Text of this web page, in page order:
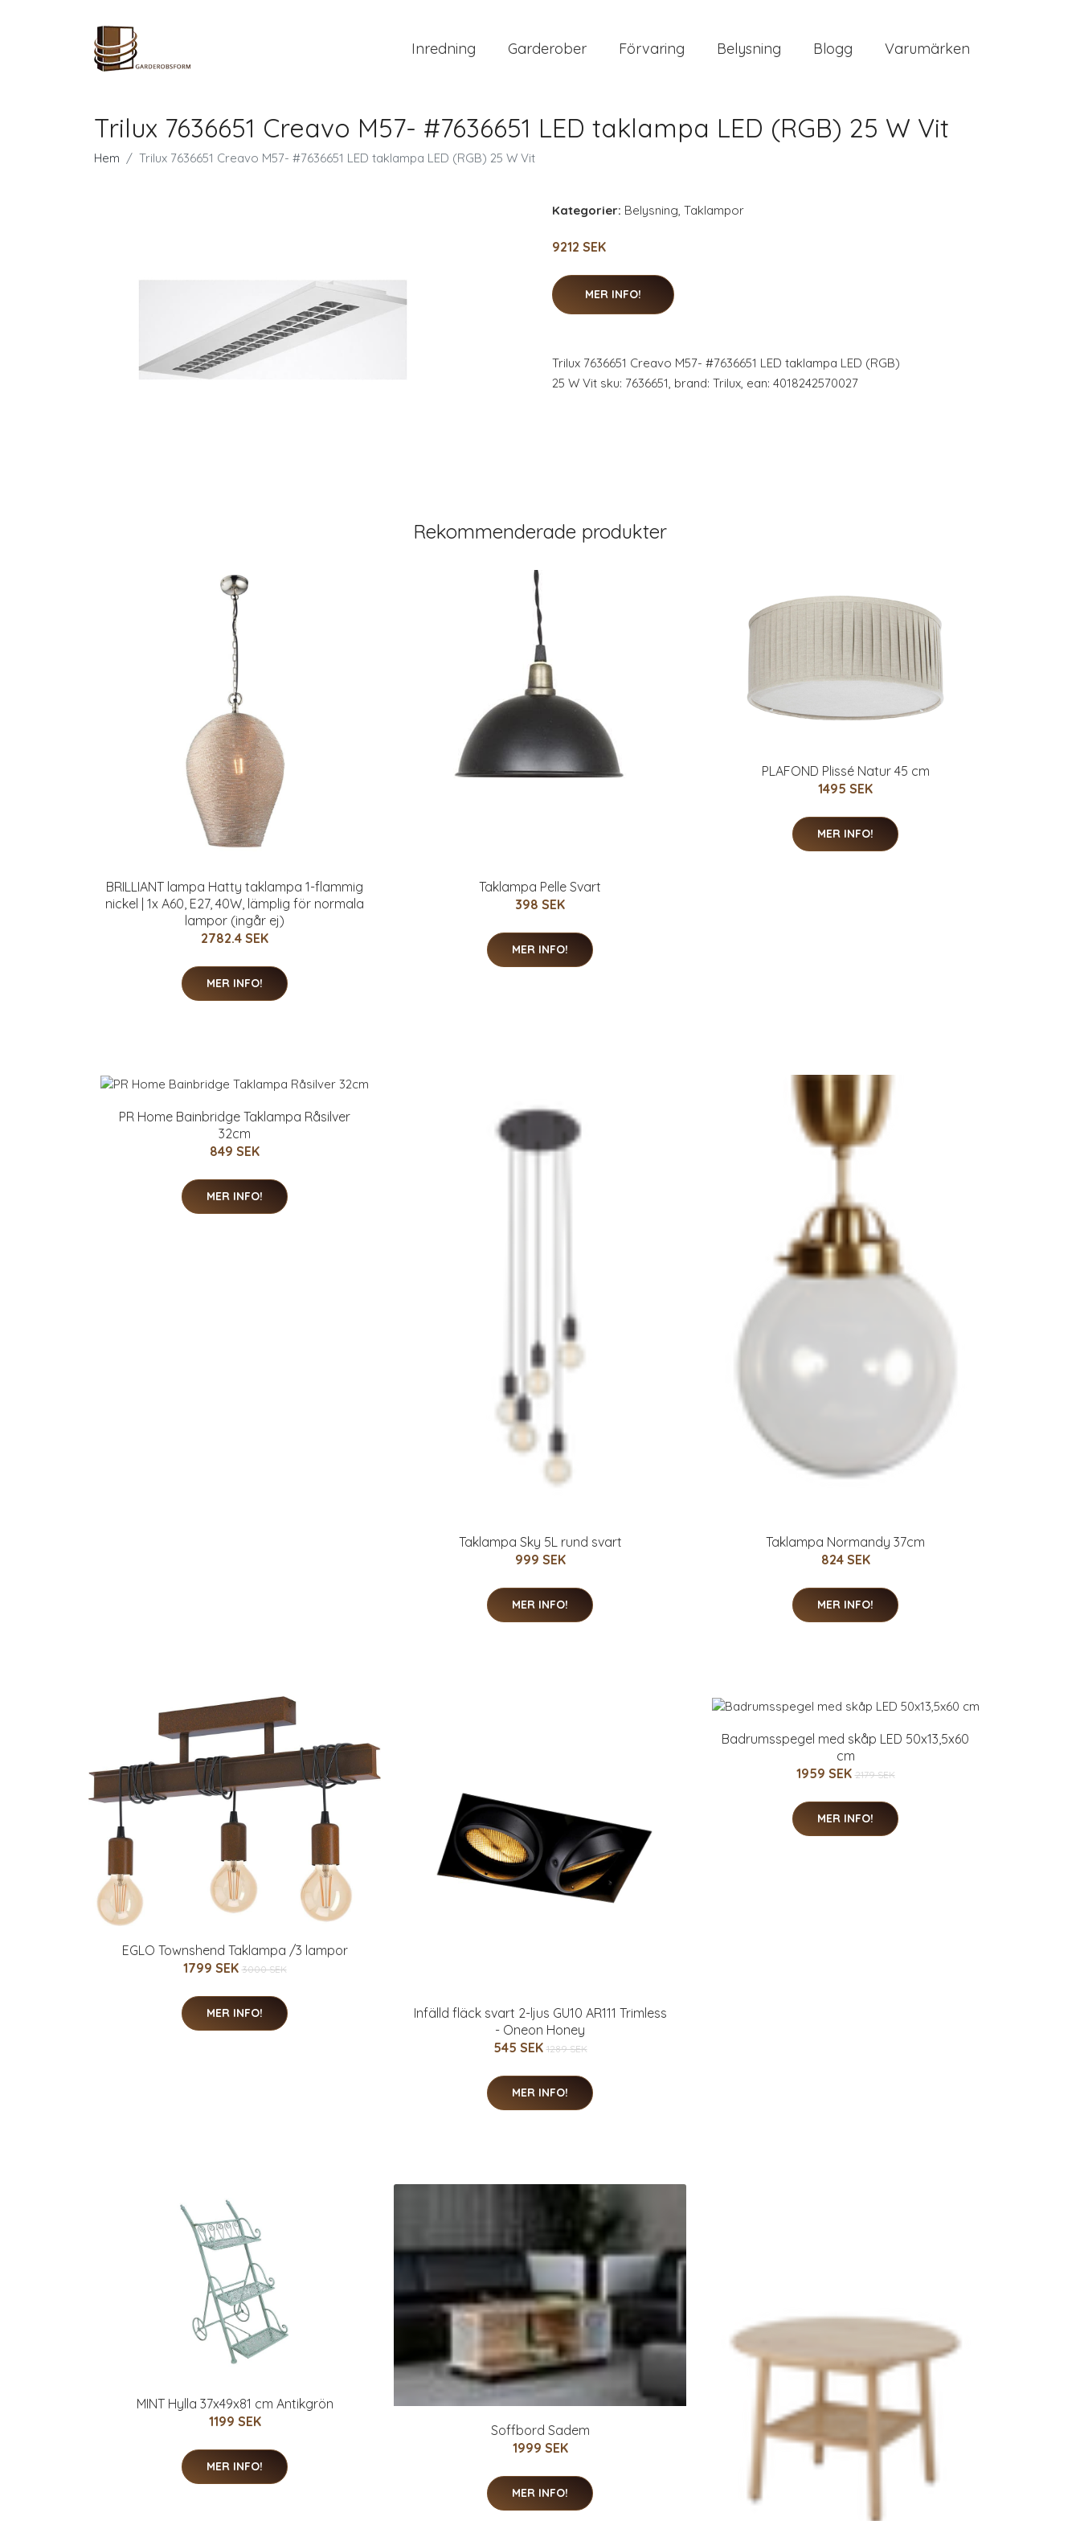
Inredning Garderober Förvaring Belysning Blogg Varumärken
Trilux 7636651 Creavo M57- #7636651 LED taklampa LED (RGB) 25 W Vit
Hem Trilux 7636651 Creavo M57- #7636651 LED taklampa LED (RGB) 25 W Vit
Kategorier: Belysning, Taklampor
9212 SEK
MER INFO!
Trilux 7636651 Creavo M57- #7636651 LED taklampa LED (RGB)
25 W Vit sku: 7636651, brand: Trilux, ean: 4018242570027
Rekommenderade produkter
BRILLIANT lampa Hatty taklampa 1-flammig
nickel | 1x A60, E27, 40W, lämplig för normala
lampor (ingår ej)
2782.4 SEK
MER INFO!
Taklampa Pelle Svart
398 SEK
MER INFO!
PLAFOND Plissé Natur 45 cm
1495 SEK
MER INFO!
PR Home Bainbridge Taklampa Råsilver
32cm
849 SEK
MER INFO!
Taklampa Sky 5L rund svart
999 SEK
MER INFO!
Taklampa Normandy 37cm
824 SEK
MER INFO!
EGLO Townshend Taklampa /3 lampor
1799 SEK 3000 SEK
MER INFO!
Infälld fläck svart 2-ljus GU10 AR111 Trimless
- Oneon Honey
545 SEK 1289 SEK
MER INFO!
Badrumsspegel med skåp LED 50x13,5x60
cm
1959 SEK 2179 SEK
MER INFO!
MINT Hylla 37x49x81 cm Antikgrön
1199 SEK
MER INFO!
Soffbord Sadem
1999 SEK
MER INFO!